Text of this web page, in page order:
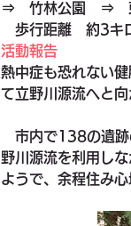
⇒　竹林公園　⇒　
歩行距離　約3キ
活動報告
熱中症も恐れない健
て立野川源流へと向
市内で138の遺跡
野川源流を利用し
ようで、余程住み